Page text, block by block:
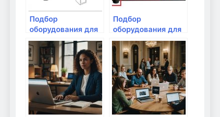
Подбор
оборудования для
видеозвонков
через интернет
Подбор
оборудования для
видеонаблюдения
через интернет